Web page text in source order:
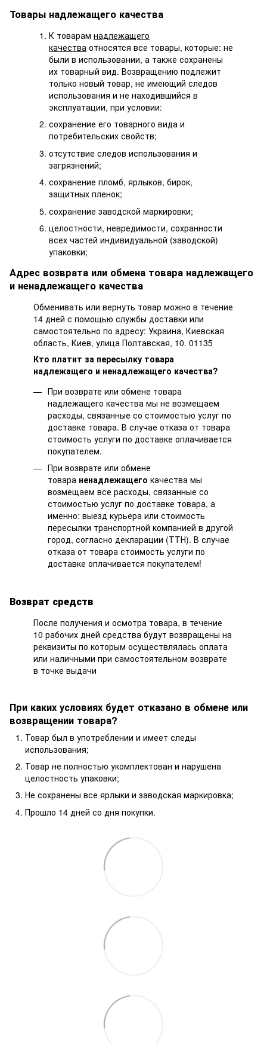
Товары надлежащего качества
К товарам надлежащего
качества относятся все товары, которые: не
были в использовании, а также сохранены
их товарный вид. Возвращению подлежит
только новый товар, не имеющий следов
использования и не находившийся в
эксплуатации, при условии:
сохранение его товарного вида и
потребительских свойств;
отсутствие следов использования и
загрязнений;
сохранение пломб, ярлыков, бирок,
защитных пленок;
сохранение заводской маркировки;
целостности, невредимости, сохранности
всех частей индивидуальной (заводской)
упаковки;
Адрес возврата или обмена товара надлежащего
и ненадлежащего качества
Обменивать или вернуть товар можно в течение
14 дней с помощью службы доставки или
самостоятельно по адресу: Украина, Киевская
область, Киев, улица Полтавская, 10. 01135
Кто платит за пересылку товара
надлежащего и ненадлежащего качества?
При возврате или обмене товара
надлежащего качества мы не возмещаем
расходы, связанные со стоимостью услуг по
доставке товара. В случае отказа от товара
стоимость услуги по доставке оплачивается
покупателем.
При возврате или обмене
товара ненадлежащего качества мы
возмещаем все расходы, связанные со
стоимостью услуг по доставке товара, а
именно: выезд курьера или стоимость
пересылки транспортной компанией в другой
город, согласно декларации (ТТН). В случае
отказа от товара стоимость услуги по
доставке оплачивается покупателем!
Возврат средств
После получения и осмотра товара, в течение
10 рабочих дней средства будут возвращены на
реквизиты по которым осуществлялась оплата
или наличными при самостоятельном возврате
в точке выдачи
При каких условиях будет отказано в обмене или
возвращении товара?
Товар был в употреблении и имеет следы
использования;
Товар не полностью укомплектован и нарушена
целостность упаковки;
Не сохранены все ярлыки и заводская маркировка;
Прошло 14 дней со дня покупки.